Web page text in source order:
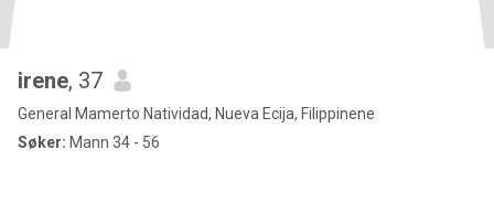
irene, 37
General Mamerto Natividad, Nueva Ecija, Filippinene
Søker: Mann 34 - 56